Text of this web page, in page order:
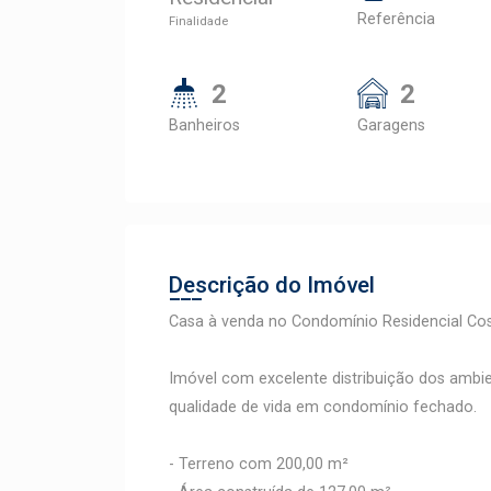
Finalidade Referência
2
Banheiros
2
Garagens
Descrição do Imóvel
Casa à venda no Condomínio Residencial
Imóvel com excelente distribuição dos
qualidade de vida em condomínio fechado.
- Terreno com 200,00 m²